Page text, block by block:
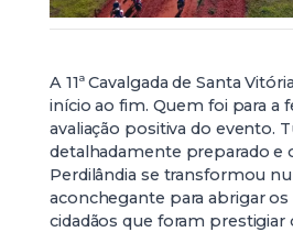
A 11ª Cavalgada de Santa
início ao fim. Quem foi para a
avaliação positiva do evento.
detalhadamente preparado e
Perdilândia se transformou
aconchegante para abrigar
cidadãos que foram prestigiar